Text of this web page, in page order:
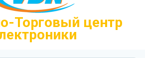
Торговый центр